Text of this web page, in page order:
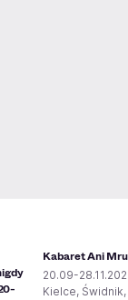
Kabaret Ani
20.09-
Kielce, Świdnik,